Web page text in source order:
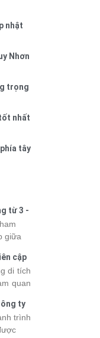
nhật
Nhơn
trọng
nhất
tây
từ 3 -
giữa
nhiều
sẽ
cập
di tích
quan
nhật
trình và
giá vé
ty
trình